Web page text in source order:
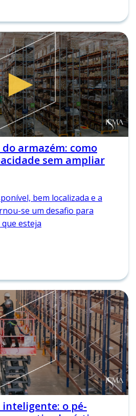
armazém: como
sem ampliar
bem localizada e a
se um desafio para
esteja
o pé-